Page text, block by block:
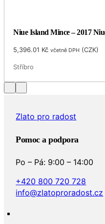
Niue Island Mince – 2017
5,396.01 Kč včetně DPH (CZK)
Stříbro
Zlato pro radost
Pomoc a podpora
Po – Pá: 9:00 – 14:00
+420 800 720 728
info@zlatoproradost.cz